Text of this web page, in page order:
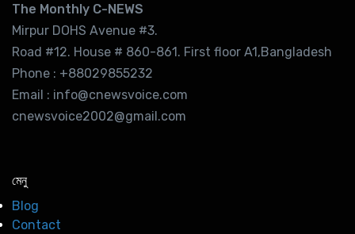
The Monthly C-NEWS
Mirpur DOHS Avenue #3.
Road #12. House # 860-861. First floor A1,Bangladesh
Phone : +88029855232
Email : info@cnewsvoice.com
cnewsvoice2002@gmail.com
মেনু
Blog
Contact